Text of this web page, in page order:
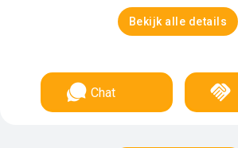
Bekijk alle details
Chat